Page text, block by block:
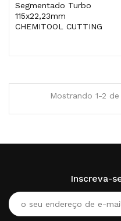
Segmentado Turbo
115x22,23mm
CHEMITOOL CUTTING
Mostrando 1-2
Inscreva-